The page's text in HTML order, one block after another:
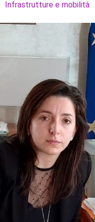
Infrastrutture e mobilità